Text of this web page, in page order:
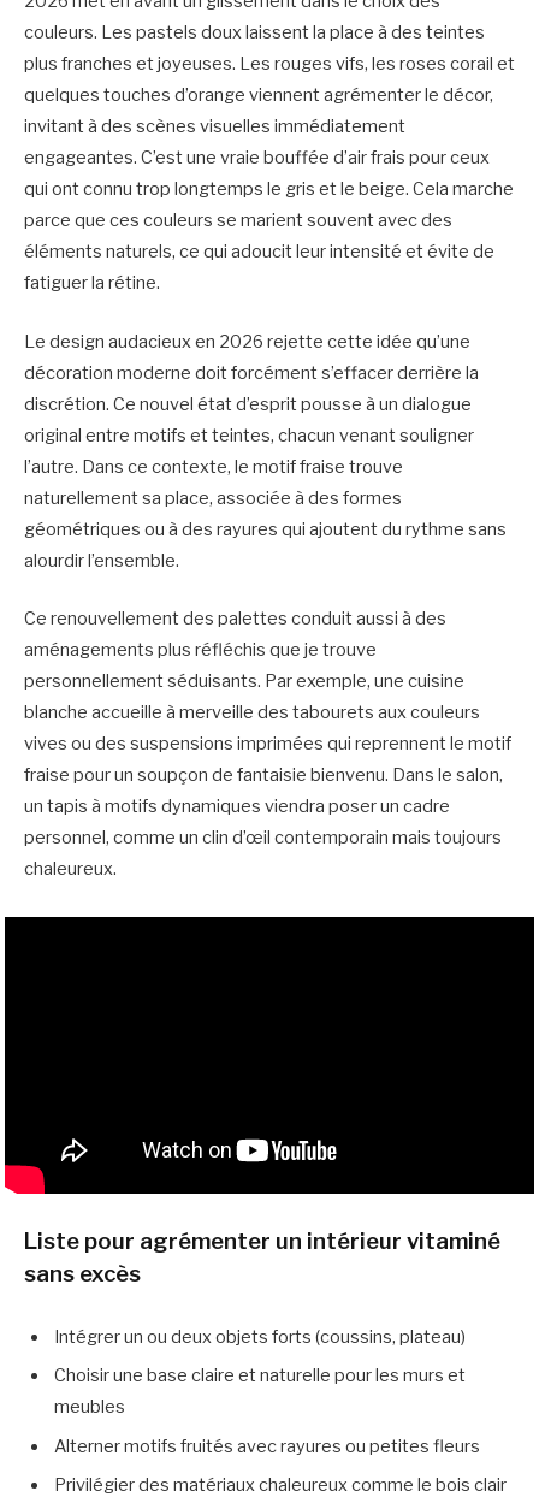
couleurs. Les pastels doux laissent la place à des teintes
plus franches et joyeuses. Les rouges vifs, les roses corail et
quelques touches d’orange viennent agrémenter le décor,
invitant à des scènes visuelles immédiatement
engageantes. C’est une vraie bouffée d’air frais pour ceux
qui ont connu trop longtemps le gris et le beige. Cela marche
parce que ces couleurs se marient souvent avec des
éléments naturels, ce qui adoucit leur intensité et évite de
fatiguer la rétine.
Le design audacieux en 2026 rejette cette idée qu’une
décoration moderne doit forcément s’effacer derrière la
discrétion. Ce nouvel état d’esprit pousse à un dialogue
original entre motifs et teintes, chacun venant souligner
l’autre. Dans ce contexte, le motif fraise trouve
naturellement sa place, associée à des formes
géométriques ou à des rayures qui ajoutent du rythme sans
alourdir l’ensemble.
Ce renouvellement des palettes conduit aussi à des
aménagements plus réfléchis que je trouve
personnellement séduisants. Par exemple, une cuisine
blanche accueille à merveille des tabourets aux couleurs
vives ou des suspensions imprimées qui reprennent le motif
fraise pour un soupçon de fantaisie bienvenu. Dans le salon,
un tapis à motifs dynamiques viendra poser un cadre
personnel, comme un clin d’œil contemporain mais toujours
chaleureux.
Liste pour agrémenter un intérieur vitaminé
sans excès
Intégrer un ou deux objets forts (coussins, plateau)
Choisir une base claire et naturelle pour les murs et
meubles
Alterner motifs fruités avec rayures ou petites fleurs
Privilégier des matériaux chaleureux comme le bois clair